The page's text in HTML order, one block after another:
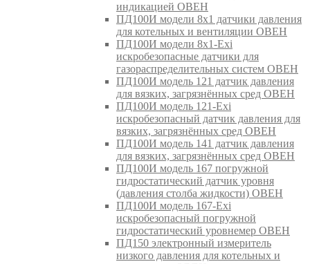
индикацией ОВЕН
ПД100И модели 8х1 датчики давления
для котельных и вентиляции ОВЕН
ПД100И модели 8х1-Exi
искробезопасные датчики для
газораспределительных систем ОВЕН
ПД100И модель 121 датчик давления
для вязких, загрязнённых сред ОВЕН
ПД100И модель 121-Exi
искробезопасный датчик давления для
вязких, загрязнённых сред ОВЕН
ПД100И модель 141 датчик давления
для вязких, загрязнённых сред ОВЕН
ПД100И модель 167 погружной
гидростатический датчик уровня
(давления столба жидкости) ОВЕН
ПД100И модель 167-Exi
искробезопасный погружной
гидростатический уровнемер ОВЕН
ПД150 электронный измеритель
низкого давления для котельных и